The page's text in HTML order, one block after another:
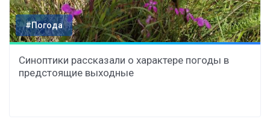
#Погода
Синоптики рассказали о характере погоды в
предстоящие выходные